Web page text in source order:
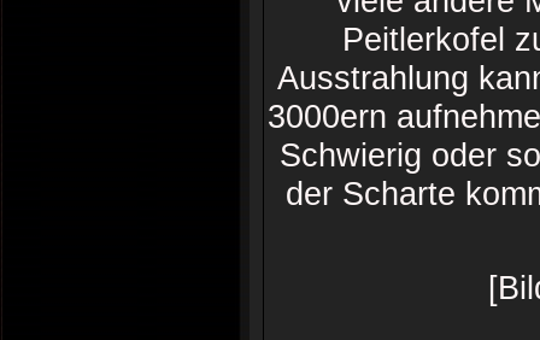
Peitlerkofel
Ausstrahlung
3000ern
Schwierig oder
der Scharte